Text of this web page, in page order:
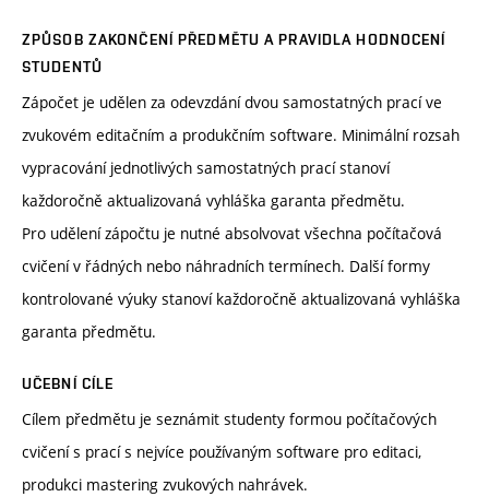
ZPŮSOB ZAKONČENÍ PŘEDMĚTU A PRAVIDLA HODNOCENÍ
STUDENTŮ
Zápočet je udělen za odevzdání dvou samostatných prací ve
zvukovém editačním a produkčním software. Minimální rozsah
vypracování jednotlivých samostatných prací stanoví
každoročně aktualizovaná vyhláška garanta předmětu.
Pro udělení zápočtu je nutné absolvovat všechna počítačová
cvičení v řádných nebo náhradních termínech. Další formy
kontrolované výuky stanoví každoročně aktualizovaná vyhláška
garanta předmětu.
UČEBNÍ CÍLE
Cílem předmětu je seznámit studenty formou počítačových
cvičení s prací s nejvíce používaným software pro editaci,
produkci mastering zvukových nahrávek.